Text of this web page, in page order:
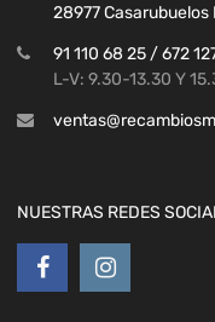
28977 Casarubuelos
91 110 68 25 / 672
L-V: 9.30-13.30 Y
NUESTRAS REDES